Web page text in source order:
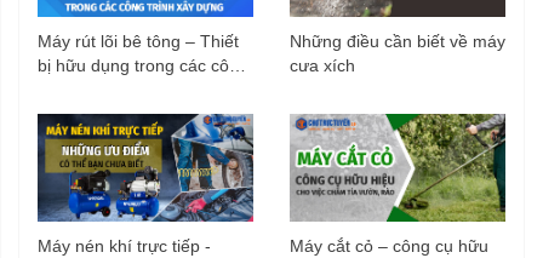
Máy rút lõi bê tông – Thiết
bị hữu dụng trong các công
Những điều cần biết về máy
cưa xích
Máy nén khí trực tiếp -
Máy cắt cỏ – công cụ hữu